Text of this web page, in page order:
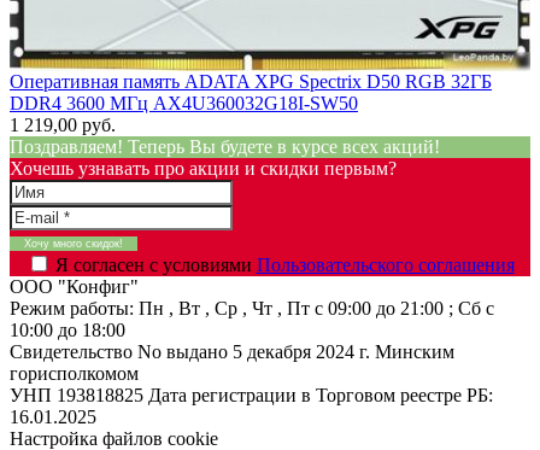
Оперативная память ADATA XPG Spectrix D50 RGB 32ГБ
DDR4 3600 МГц AX4U360032G18I-SW50
1 219,00 руб.
Поздравляем! Теперь Вы будете в курсе всех акций!
Хочешь узнавать про акции и скидки первым?
Я согласен с условиями Пользовательского соглашения
ООО "Конфиг"
Режим работы: Пн , Вт , Ср , Чт , Пт c 09:00 до 21:00 ; Сб c
10:00 до 18:00
Свидетельство No выдано 5 декабря 2024 г. Минским
горисполкомом
УНП 193818825 Дата регистрации в Торговом реестре РБ:
16.01.2025
Настройка файлов cookie